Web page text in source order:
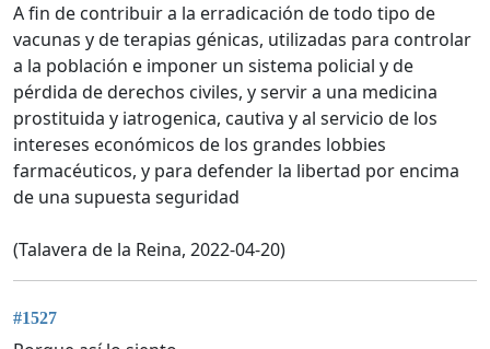
A fin de contribuir a la erradicación de todo tipo de
vacunas y de terapias génicas, utilizadas para controlar
a la población e imponer un sistema policial y de
pérdida de derechos civiles, y servir a una medicina
prostituida y iatrogenica, cautiva y al servicio de los
intereses económicos de los grandes lobbies
farmacéuticos, y para defender la libertad por encima
de una supuesta seguridad
(Talavera de la Reina, 2022-04-20)
#1527